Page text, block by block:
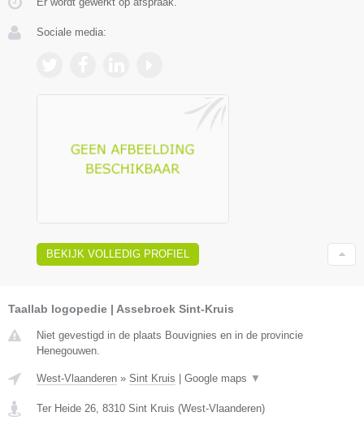
Sociale media:
BEKIJK VOLLEDIG PROFIEL
Taallab logopedie | Assebroek Sint-Kruis
Niet gevestigd in de plaats Bouvignies en in de provincie
Henegouwen.
West-Vlaanderen » Sint Kruis | Google maps ▼
Ter Heide 26 8310 Sint Kruis (West-Vlaanderen)